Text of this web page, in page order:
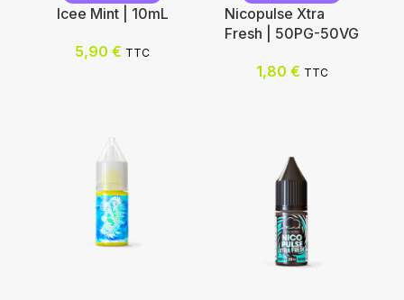
Icee Mint | 10mL
5,90 € TTC
Nicopulse Xtra
Fresh | 50PG-50VG
1,80 € TTC